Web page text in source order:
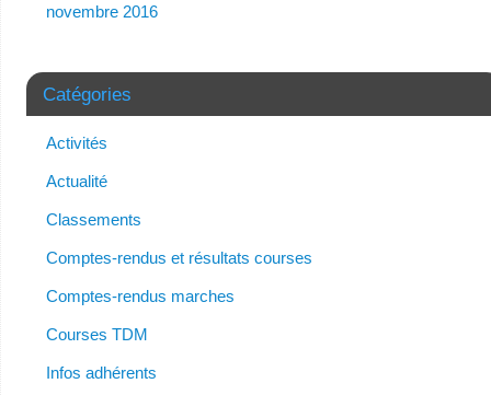
novembre 2016
Catégories
Activités
Actualité
Classements
Comptes-rendus et résultats courses
Comptes-rendus marches
Courses TDM
Infos adhérents